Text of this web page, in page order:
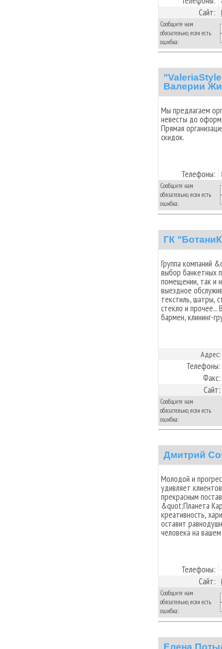
Сайт:
Сообщите нам
обязательно, если есть
ошибка:
Валерии
Мы предлагаем
невесты до
Прямая
скидок.
Телефоны:
Сообщите нам
обязательно, если есть
ошибка:
ГК
Группа компаний
выбор банкетных
помещении, так и
выездное
текстиль, шатры,
стекло и
бармен, клининг-
Адрес:
Телефоны:
Факс:
Сайт:
Сообщите нам
обязательно, если есть
ошибка:
Дмитрий
Молодой и
удивляет
прекрасным
&quot;Планета
креативность,
оставит
человека на
Телефоны:
Сайт:
Сообщите нам
обязательно, если есть
ошибка:
Елена